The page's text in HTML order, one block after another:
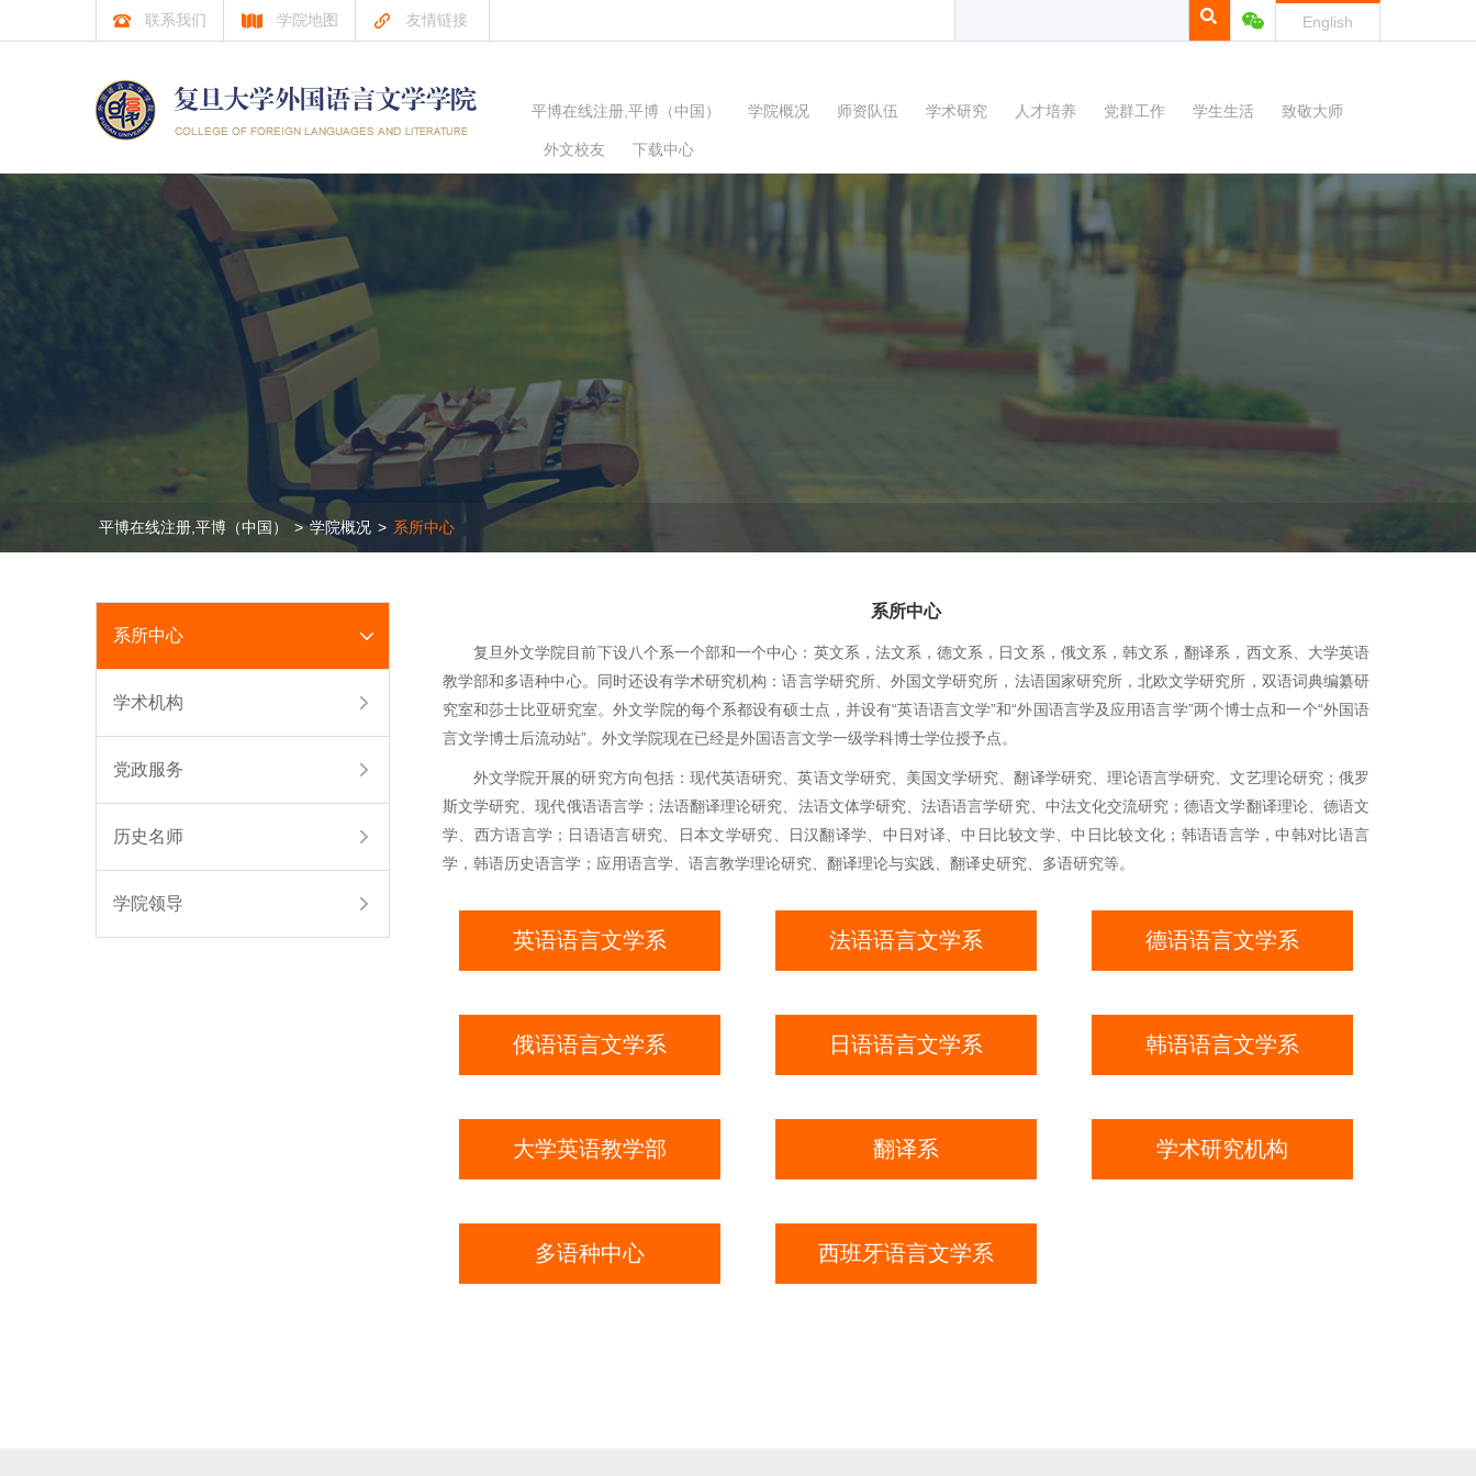
联系我们 学院地图 友情链接 English
平博在线注册,平博（中国） 学院概况 师资队伍 学术研究 人才培养 党群工作 学生生活 致敬大师
外文校友 下载中心
平博在线注册,平博（中国） > 学院概况 > 系所中心
系所中心
学术机构
党政服务
历史名师
学院领导
系所中心
复旦外文学院目前下设八个系一个部和一个中心：英文系，法文系，德文系，日文系，俄文系，韩文系，翻译系，西文系、大学英语
教学部和多语种中心。同时还设有学术研究机构：语言学研究所、外国文学研究所，法语国家研究所，北欧文学研究所，双语词典编纂研
究室和莎士比亚研究室。外文学院的每个系都设有硕士点，并设有“英语语言文学”和“外国语言学及应用语言学”两个博士点和一个“外国语
言文学博士后流动站”。外文学院现在已经是外国语言文学一级学科博士学位授予点。
外文学院开展的研究方向包括：现代英语研究、英语文学研究、美国文学研究、翻译学研究、理论语言学研究、文艺理论研究；俄罗
斯文学研究、现代俄语语言学；法语翻译理论研究、法语文体学研究、法语语言学研究、中法文化交流研究；德语文学翻译理论、德语文
学、西方语言学；日语语言研究、日本文学研究、日汉翻译学、中日对译、中日比较文学、中日比较文化；韩语语言学，中韩对比语言
学，韩语历史语言学；应用语言学、语言教学理论研究、翻译理论与实践、翻译史研究、多语研究等。
英语语言文学系 法语语言文学系 德语语言文学系
俄语语言文学系 日语语言文学系 韩语语言文学系
大学英语教学部 翻译系 学术研究机构
多语种中心 西班牙语言文学系